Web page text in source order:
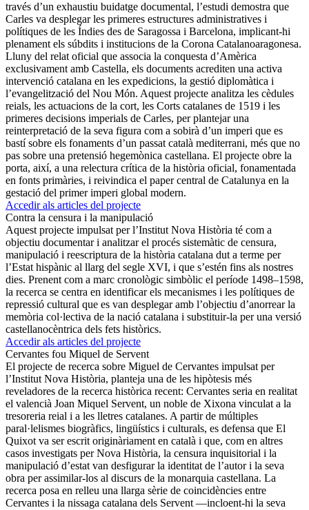
través d’un exhaustiu buidatge documental, l’estudi demostra que
Carles va desplegar les primeres estructures administratives i
polítiques de les Índies des de Saragossa i Barcelona, implicant-hi
plenament els súbdits i institucions de la Corona Catalanoaragonesa.
Lluny del relat oficial que associa la conquesta d’Amèrica
exclusivament amb Castella, els documents acrediten una activa
intervenció catalana en les expedicions, la gestió diplomàtica i
l’evangelització del Nou Món. Aquest projecte analitza les cèdules
reials, les actuacions de la cort, les Corts catalanes de 1519 i les
primeres decisions imperials de Carles, per plantejar una
reinterpretació de la seva figura com a sobirà d’un imperi que es
bastí sobre els fonaments d’un passat català mediterrani, més que no
pas sobre una pretensió hegemònica castellana. El projecte obre la
porta, així, a una relectura crítica de la història oficial, fonamentada
en fonts primàries, i reivindica el paper central de Catalunya en la
gestació del primer imperi global modern.
Accedir als articles del projecte
Contra la censura i la manipulació
Aquest projecte impulsat per l’Institut Nova Història té com a
objectiu documentar i analitzar el procés sistemàtic de censura,
manipulació i reescriptura de la història catalana dut a terme per
l’Estat hispànic al llarg del segle XVI, i que s’estén fins als nostres
dies. Prenent com a marc cronològic simbòlic el període 1498–1598,
la recerca se centra en identificar els mecanismes i les polítiques de
repressió cultural que es van desplegar amb l’objectiu d’anorrear la
memòria col·lectiva de la nació catalana i substituir-la per una versió
castellanocèntrica dels fets històrics.
Accedir als articles del projecte
Cervantes fou Miquel de Servent
El projecte de recerca sobre Miguel de Cervantes impulsat per
l’Institut Nova Història, planteja una de les hipòtesis més
reveladores de la recerca històrica recent: Cervantes seria en realitat
el valencià Joan Miquel Servent, un noble de Xixona vinculat a la
tresoreria reial i a les lletres catalanes. A partir de múltiples
paral·lelismes biogràfics, lingüístics i culturals, es defensa que El
Quixot va ser escrit originàriament en català i que, com en altres
casos investigats per Nova Història, la censura inquisitorial i la
manipulació d’estat van desfigurar la identitat de l’autor i la seva
obra per assimilar-los al discurs de la monarquia castellana. La
recerca posa en relleu una llarga sèrie de coincidències entre
Cervantes i la nissaga catalana dels Servent —incloent-hi la seva